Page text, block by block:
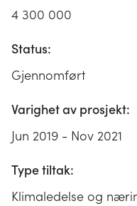
4 300 000
Status:
Gjennomført
Varighet av prosjekt:
Jun 2019 - Nov 2021
Type tiltak:
Klimaledelse og